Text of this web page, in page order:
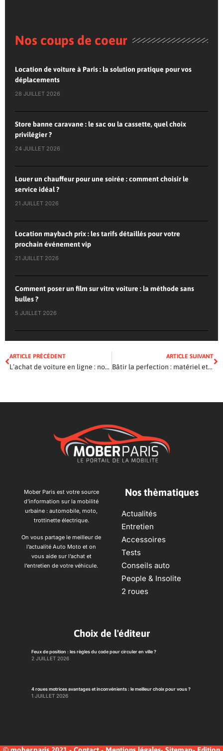
Nos coups de coeur
Location de voiture à Paris : la solution pratique pour vos
déplacements
28 JUILLET 2026
Store banne caravane : le sac ou la cassette, quel choix
privilégier ?
24 JUILLET 2026
Louer un chauffeur pour une soirée : comment choisir le
service idéal ?
21 JUILLET 2026
Location maybach prix : les tarifs détaillés pour votre
prochain événement vip
21 JUILLET 2026
Comment poser un film sur vitre voiture : la méthode sans
bulles ?
5 JUILLET 2026
ARTICLE PRÉCÉDENT
L’achat de voiture en ligne : nos conseils
ARTICLE SUIVANT
Bâtir la perfection : matériel et outillage carrosserie au service des pros
Mober Paris est votre source
d’information sur la mobilité
urbaine : automobile, moto,
trottinette électrique.
On vous partage le meilleur de
l’actualité Auto Moto et on
vous aide sur l’achat et
l’entretien de votre véhicule.
Nos thèmatiques
Actualités
Entretien
Accessoires
Tests
Conseils auto
People & Insolite
2 roues
Choix de l'éditeur
Feux de position : les règles du code pour circuler en ville ?
2 JUILLET 2026
4 roues motrices avantages et inconvénients : le meilleur choix pour vous ?
1 JUILLET 2026